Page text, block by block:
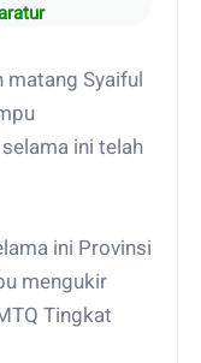
matang Syaiful
ini telah
ini Provinsi
mengukir
Tingkat